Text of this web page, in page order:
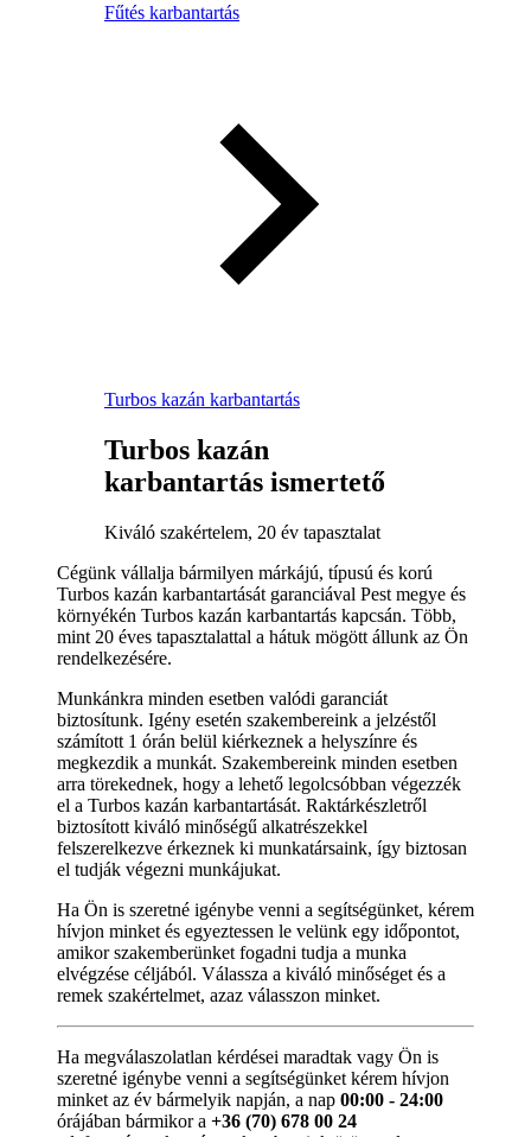
Fűtés karbantartás
Turbos kazán karbantartás
Turbos kazán
karbantartás ismertető
Kiváló szakértelem, 20 év tapasztalat
Cégünk vállalja bármilyen márkájú, típusú és korú
Turbos kazán karbantartását garanciával Pest megye és
környékén Turbos kazán karbantartás kapcsán. Több,
mint 20 éves tapasztalattal a hátuk mögött állunk az Ön
rendelkezésére.
Munkánkra minden esetben valódi garanciát
biztosítunk. Igény esetén szakembereink a jelzéstől
számított 1 órán belül kiérkeznek a helyszínre és
megkezdik a munkát. Szakembereink minden esetben
arra törekednek, hogy a lehető legolcsóbban végezzék
el a Turbos kazán karbantartását. Raktárkészletről
biztosított kiváló minőségű alkatrészekkel
felszerelkezve érkeznek ki munkatársaink, így biztosan
el tudják végezni munkájukat.
Ha Ön is szeretné igénybe venni a segítségünket, kérem
hívjon minket és egyeztessen le velünk egy időpontot,
amikor szakemberünket fogadni tudja a munka
elvégzése céljából. Válassza a kiváló minőséget és a
remek szakértelmet, azaz válasszon minket.
Ha megválaszolatlan kérdései maradtak vagy Ön is
szeretné igénybe venni a segítségünket kérem hívjon
minket az év bármelyik napján, a nap 00:00 - 24:00
órájában bármikor a +36 (70) 678 00 24